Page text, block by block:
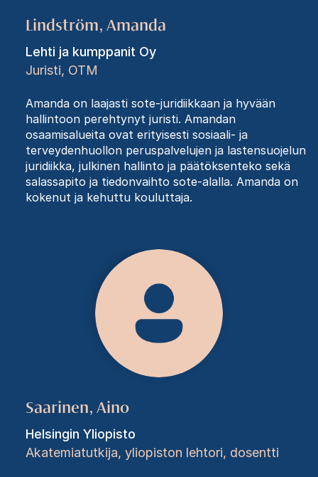
Lindström, Amanda
Lehti ja kumppanit Oy
Juristi, OTM
Amanda on laajasti sote-juridiikkaan ja hyvään
hallintoon perehtynyt juristi. Amandan
osaamisalueita ovat erityisesti sosiaali- ja
terveydenhuollon peruspalvelujen ja lastensuojelun
juridiikka, julkinen hallinto ja päätöksenteko sekä
salassapito ja tiedonvaihto sote-alalla. Amanda on
kokenut ja kehuttu kouluttaja.
Saarinen, Aino
Helsingin Yliopisto
Akatemiatutkija, yliopiston lehtori, dosentti